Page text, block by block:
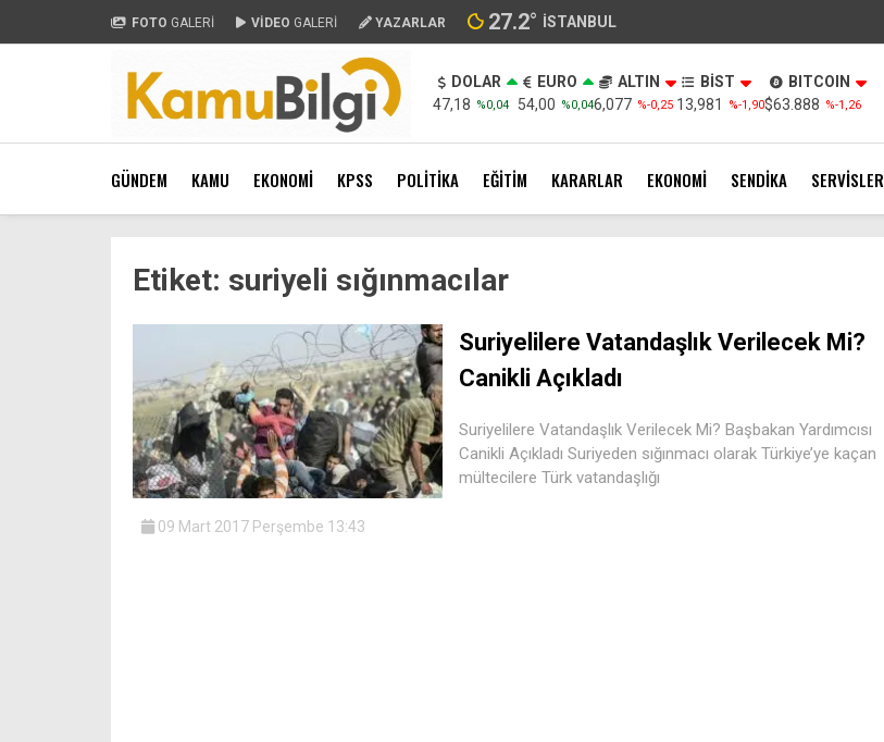
FOTO GALERİ VİDEO GALERİ YAZARLAR 27.2° İSTANBUL
DOLAR
47,18 %0,04
EURO
54,00 %0,04
ALTIN
6,077 %-0,25
BİST
13,981
%-1,90
BITCOIN
$63.888 %-1,26
GÜNDEM KAMU EKONOMİ KPSS POLİTİKA EĞİTİM KARARLAR EKONOMİ SENDİKA SERVİSLER
Etiket: suriyeli sığınmacılar
Suriyelilere Vatandaşlık Verilecek Mi?
Canikli Açıkladı
Suriyelilere Vatandaşlık Verilecek Mi? Başbakan Yardımcısı
Canikli Açıkladı Suriyeden sığınmacı olarak Türkiye’ye kaçan
mültecilere Türk vatandaşlığı
09 Mart 2017 Perşembe 13:43